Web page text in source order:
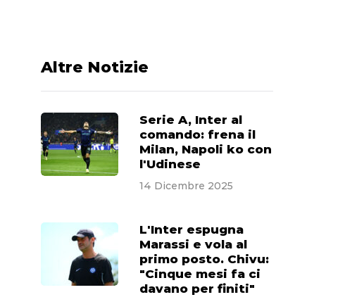
Altre Notizie
Serie A, Inter al
comando: frena il
Milan, Napoli ko con
l'Udinese
14 Dicembre 2025
L'Inter espugna
Marassi e vola al
primo posto. Chivu:
"Cinque mesi fa ci
davano per finiti"